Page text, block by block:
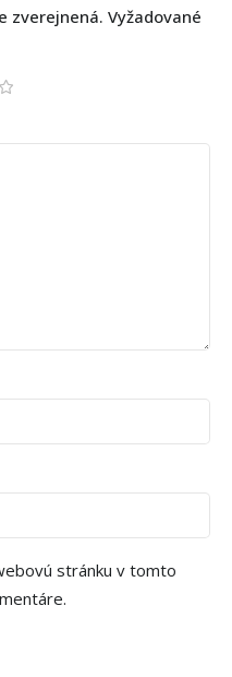
zverejnená. Vyžadované
stránku v tomto